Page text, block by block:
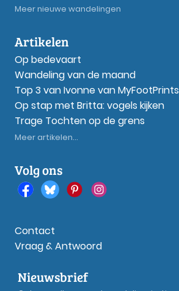
Meer nieuwe wandelingen
Artikelen
Op bedevaart
Wandeling van de maand
Top 3 van Ivonne van MyFootPrints
Op stap met Britta: vogels kijken
Trage Tochten op de grens
Meer artikelen...
Volg ons
Contact
Vraag & Antwoord
Nieuwsbrief